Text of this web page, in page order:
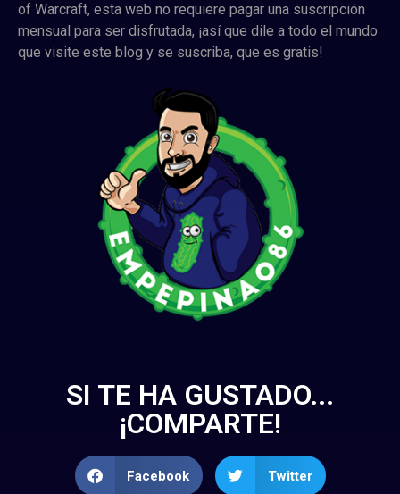
of Warcraft, esta web no requiere pagar una suscripción
mensual para ser disfrutada, ¡así que dile a todo el mundo
que visite este blog y se suscriba, que es gratis!
SI TE HA GUSTADO...
¡COMPARTE!
Facebook Twitter